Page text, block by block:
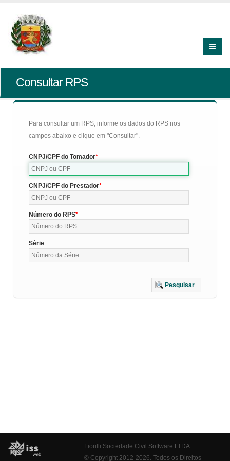
Consultar RPS
Para consultar um RPS, informe os dados do RPS nos
campos abaixo e clique em "Consultar".
CNPJ/CPF do Tomador
CNPJ/CPF do Prestador
Número do RPS
Série
Pesquisar
Fiorilli Sociedade Civil Software LTDA
© Copyright 2012-2026. Todos os Direitos